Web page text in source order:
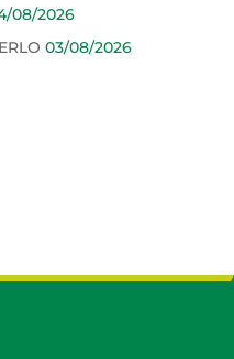
08/2026
03/08/2026